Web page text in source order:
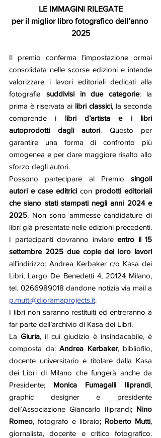
LE IMMAGINI RILEGATE
per il miglior libro fotografico dell’anno
2025
Il premio conferma l’impostazione ormai
consolidata nelle scorse edizioni e intende
valorizzare i lavori editoriali dedicati alla
fotografia suddivisi in due categorie: la
prima è riservata ai libri classici, la seconda
comprende i libri
d’artista e i libri
autoprodotti dagli autori. Questo per
garantire una forma di confronto più
omogenea e per dare maggiore risalto allo
sforzo degli autori.
Possono partecipare al Premio singoli
autori e case editrici con prodotti editoriali
che siano stati stampati negli anni 2024 e
2025. Non sono ammesse candidature di
libri già presentate nelle edizioni precedenti.
I partecipanti dovranno inviare entro il 15
all’indirizzo: Andrea Kerbaker c/o Kasa dei
Libri, Largo De Benedetti 4, 20124 Milano,
p.mutti@dioramaprojects.it.
I libri non saranno restituiti ed entreranno a
far parte dell’archivio di Kasa dei Libri.
La Giuria, il cui giudizio è insindacabile, è
composta da: Andrea Kerbaker, bibliofilo,
docente universitario e titolare dalla Kasa
dei Libri di Milano che fungerà anche da
Presidente; Monica Fumagalli Iliprandi,
graphic designer e presidente
dell’Associazione Giancarlo Iliprandi; Nino
Romeo, fotografo e libraio; Roberto Mutti,
giornalista, docente e critico fotografico.